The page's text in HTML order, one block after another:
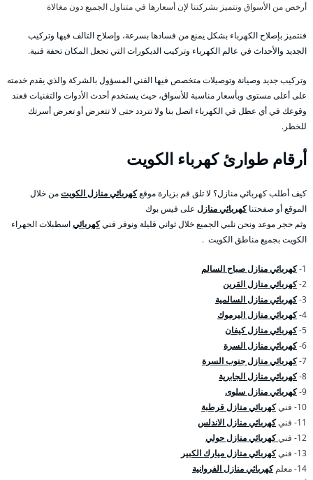
أرخص من الأسواق ونتميز بشركتنا لإن أسعارها في متناول الجميع دون مغالاة
فنتميز بإصلاح الكهرباء بشكل يمنع من فسادها بسرعة، وإصلاح التالف فيها وتركيب
الجديد والأحداث في عالم الكهرباء وتركيب الديكورات التي تجعل المكان تحفة فنية.
وتركيب جديد وصيانة وتوصيلات متخصص فيها الفني المسؤول بالشركة والذي يقدم خدمته
على أعلى مستوى وبأسعار مناسبة للأسواق، حيث يستخدم أحدث الأدوات والتقنيات فعند
وقوعك في أي عطل في الكهرباء اتصل بنا ولا تتردد حتى لا تتعرض أو تعرض أسرتك
للخطر.
أرقام طوارئ كهرباء الكويت
كيف أطلب كهربائي منازل؟ لا تلق قم بزيارة موقعكهربائي منازل الكويتمن خلال
الموقع أو صفحتناكهربائي منازل على فيس بوك
وثم حجر موعد ونحن نلبي الجميع خلال ثواني قليلة ونوفر فنيكهربائياسطبلات الجهراء
الكويت بجميع مناطق الكويت .
1- كهربائي منازل صباح السالم
2- كهربائي منازل القرين
3- كهربائي منازل السالمية
4- كهربائي منازل اليرموك
5- كهربائي منازل كيفان
6- كهربائي منازل السرة
7- كهربائي منازل جنوب السرة
8- كهربائي منازل الجابرية
9- كهربائي منازل سلوى
10- فني
كهربائي منازل قرطبة
11- فني
كهربائي منازل الاندلس
12- فني
كهربائي منازل حولي
13- فني
كهربائي منازل ميارك الكبير
14- معلم
كهربائي منازل الفروانية